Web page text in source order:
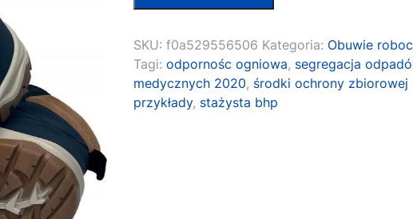
SKU:f0a529556506 Kategoria: Obuwie
Tagi:odpornośc ogniowa, segregacja
medycznych 2020, środki ochrony zbiorowej
przykłady, stażysta bhp